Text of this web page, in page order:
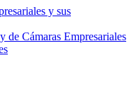
y sus
de Cámaras Empresariales